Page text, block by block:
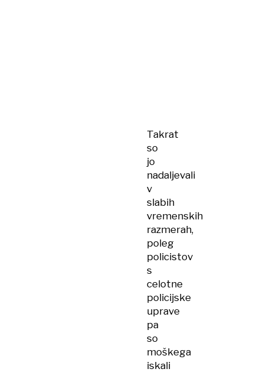
Takrat
so
jo
nadaljevali
v
slabih
vremenskih
razmerah,
poleg
policistov
s
celotne
policijske
uprave
pa
so
moškega
iskali